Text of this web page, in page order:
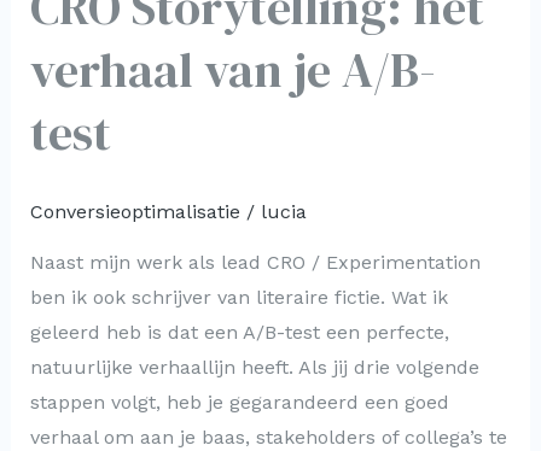
verhaal van je A/B-
test
Conversieoptimalisatie / lucia
Naast mijn werk als lead CRO / Experimentation
ben ik ook schrijver van literaire fictie. Wat ik
geleerd heb is dat een A/B-test een perfecte,
natuurlijke verhaallijn heeft. Als jij drie volgende
stappen volgt, heb je gegarandeerd een goed
verhaal om aan je baas, stakeholders of collega’s te
A/B-